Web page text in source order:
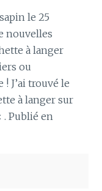
le 25
nouvelles
à langer
ou
J’ai trouvé le
à langer sur
Publié en